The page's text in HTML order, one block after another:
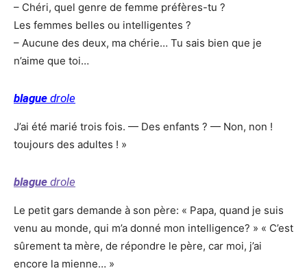
– Chéri, quel genre de femme préfères-tu ?
Les femmes belles ou intelligentes ?
– Aucune des deux, ma chérie… Tu sais bien que je
n’aime que toi…
blague drole
J’ai été marié trois fois. — Des enfants ? — Non, non !
toujours des adultes ! »
blague drole
Le petit gars demande à son père: « Papa, quand je suis
venu au monde, qui m’a donné mon intelligence? » « C’est
sûrement ta mère, de répondre le père, car moi, j’ai
encore la mienne… »